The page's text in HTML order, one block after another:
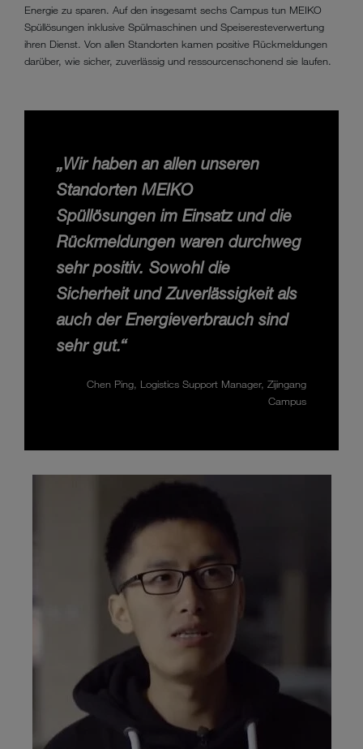
Energie zu sparen. Auf den insgesamt sechs Campus tun MEIKO
Spüllösungen inklusive Spülmaschinen und Speiseresteverwertung
ihren Dienst. Von allen Standorten kamen positive Rückmeldungen
darüber, wie sicher, zuverlässig und ressourcenschonend sie laufen.
„Wir haben an allen unseren
Standorten MEIKO
Spüllösungen im Einsatz und die
Rückmeldungen waren durchweg
sehr positiv. Sowohl die
Sicherheit und Zuverlässigkeit als
auch der Energieverbrauch sind
sehr gut.“
Chen Ping, Logistics Support Manager, Zijingang
Campus